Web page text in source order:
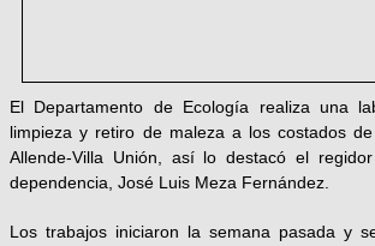
El Departamento de Ecología realiza una
limpieza y retiro de maleza a los costados
Allende-Villa Unión, así lo destacó el
dependencia, José Luis Meza Fernández.
Los trabajos iniciaron la semana pasada y